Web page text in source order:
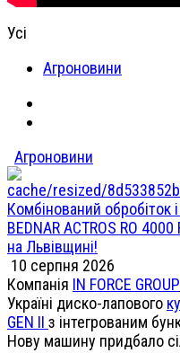
Усі
Агроновини
Агроновини
Комбінований
BEDNAR ACTROS RO
на Львівщині!
10 серпня 2026
Компанія IN FORCE GROUP
Україні диско-лапового
GEN II з інтегрованим
Нову машину придбало